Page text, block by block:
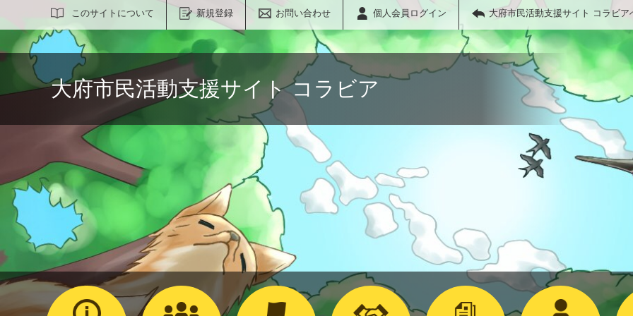
このサイトについて 新規登録 お問い合わせ 個人会員ログイン 大府市民活動支援サイト コラビア
サイト内検索
大府市民活動支援サイト コラビア